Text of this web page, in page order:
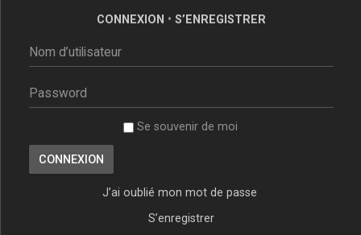
CONNEXION • S’ENREGISTRER
Se souvenir de moi
J’ai oublié mon mot de passe
S’enregistrer